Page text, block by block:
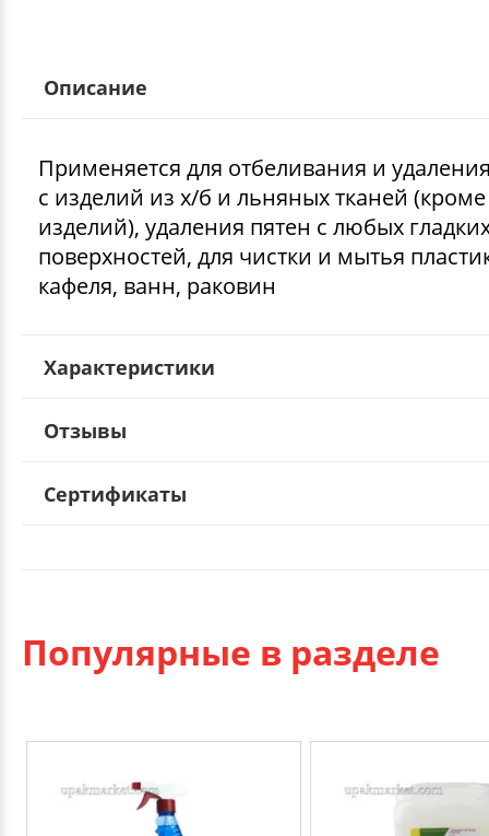
Описание
Применяется для отбеливания и
с изделий из х/б и льняных тканей (кроме
изделий), удаления пятен с любых
поверхностей, для чистки и мытья
кафеля, ванн, раковин
Характеристики
Отзывы
Сертификаты
Популярные в разделе